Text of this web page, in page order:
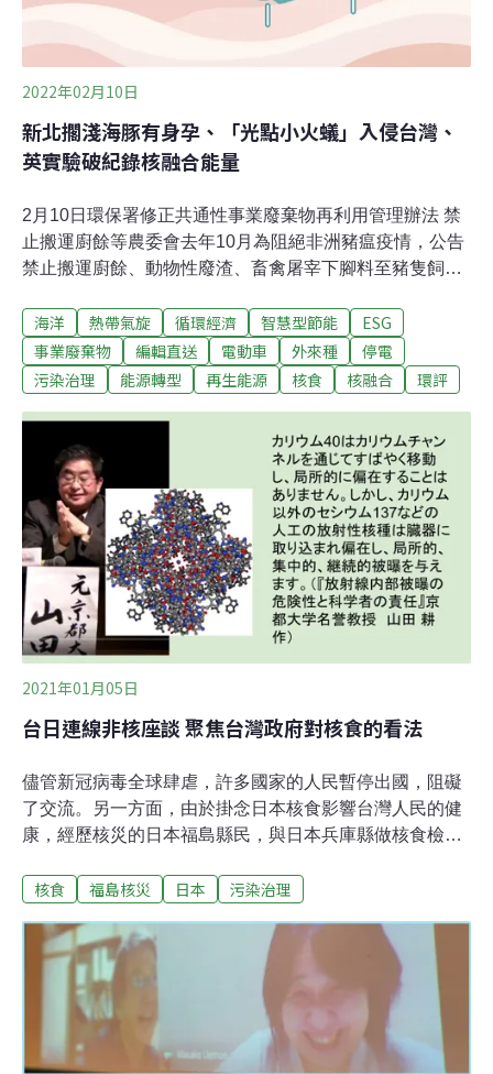
2022年02月10日
新北擱淺海豚有身孕、「光點小火蟻」入侵台灣、
英實驗破紀錄核融合能量
2月10日環保署修正共通性事業廢棄物再利用管理辦法 禁
止搬運廚餘等農委會去年10月為阻絕非洲豬瘟疫情，公告
禁止搬運廚餘、動物性廢渣、畜禽屠宰下腳料至豬隻飼養
棄物再利用管理辦法」廚餘之再利用管理方式，直接再利
用於飼料用途或飼料原料用途者，應依《飼料管理法》及
《動物傳染病防治條例》相關規定辦理，健全廚餘再利用
管理方式及符合再利用管理實務需求。（工商時報報導）
開放福食預告期僅十天 輻射污染容許量遭疑較俄烏寬鬆政
府即將開放日本福島五縣市食品進口，立委陳椒華認為十
天預告期過短，並指出放射性物質鍶90，半衰期高達29
年，對人體有害，卻未訂出容許值。也有質疑認為，台灣
的食品輻射標準較俄羅斯、烏克蘭等國寬鬆。
海洋 熱帶氣旋 循環經濟 智慧型節能
ESG
事業廢棄物
編輯直送 電動車 外來種
停電
污染治理
能源轉型 再生能源 核食 核融合 環評
2021年01月05日
台日連線非核座談 聚焦台灣政府對核食的看法
儘管新冠病毒全球肆虐，許多國家的人民暫停出國，阻礙
了交流。另一方面，由於掛念日本核食影響台灣人民的健
康，經歷核災的日本福島縣民，與日本兵庫縣做核食檢驗
談，向台灣民眾說明他們保護自己的方法，以及日本第一
亞歷史資訊交流協會主辦，與媽媽監督核電廠聯盟協辦的
非核座談〈被隱匿的輻射線報告II－台日對核食的關注與差
異〉，邀請前福島縣郡山市居民上前昌子女士，與兵庫縣
西宮市阪神．市民放射能測定所測定員影山龍先生，和現
場的台灣民眾，進行報告與對談。這次台日交流的重點之
核食 福島核災 日本 污染治理